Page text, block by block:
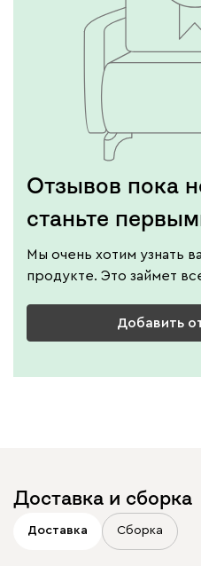
Отзывов пока
станьте
Мы очень хотим узнать
продукте. Это займет
Добавить
Доставка и сборка
Доставка Сборка